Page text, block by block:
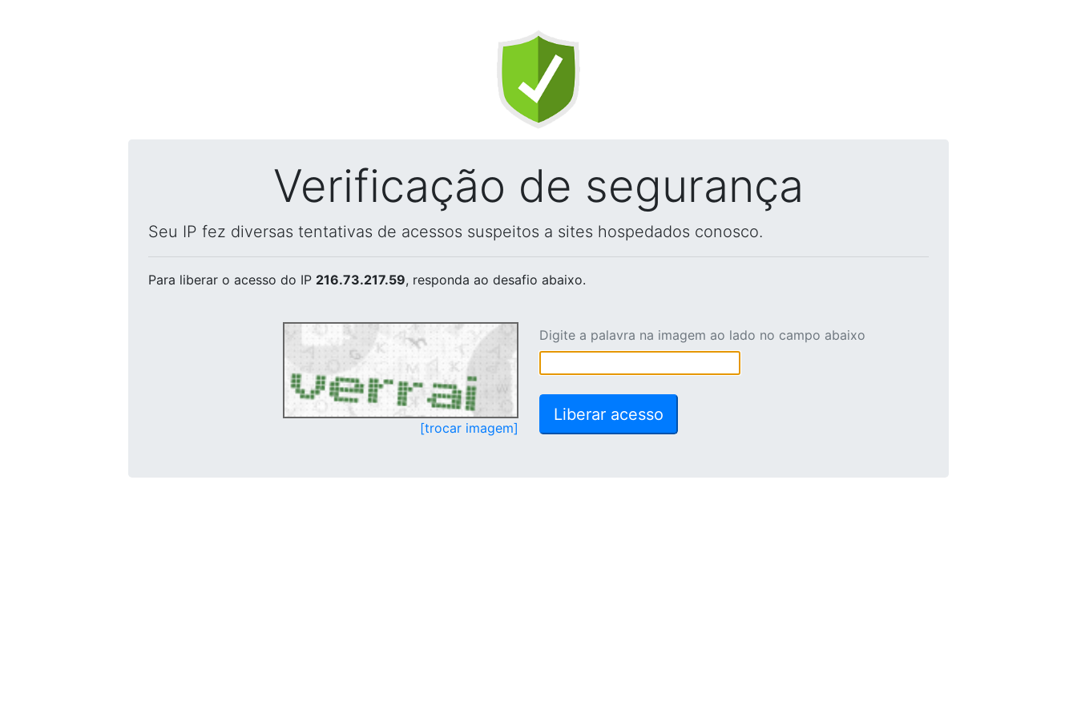
Verificação de segurança
Seu IP fez diversas tentativas de acessos suspeitos a sites hospedados conosco.
Para liberar o acesso do IP 216.73.217.59, responda ao desafio abaixo.
[trocar imagem]
Digite a palavra na imagem ao lado no campo abaixo